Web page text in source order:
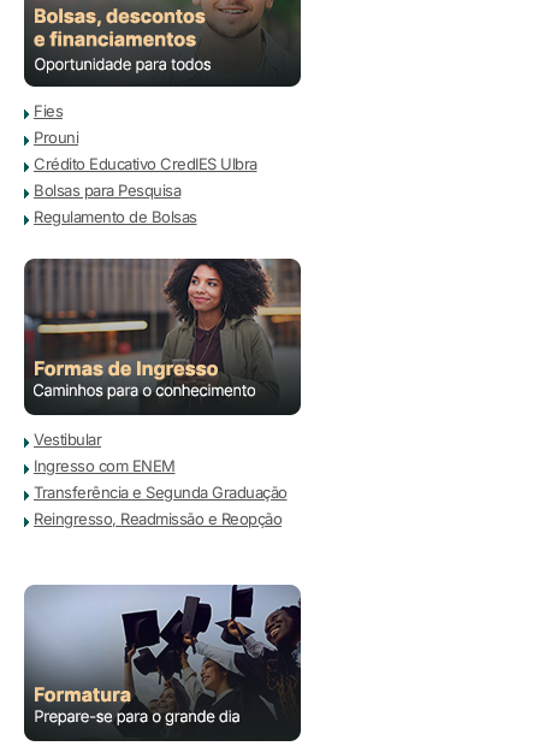
Fies
Prouni
Crédito Educativo CredIES Ulbra
Bolsas para Pesquisa
Regulamento de Bolsas
Vestibular
Ingresso com ENEM
Transferência e Segunda Graduação
Reingresso, Readmissão e Reopção